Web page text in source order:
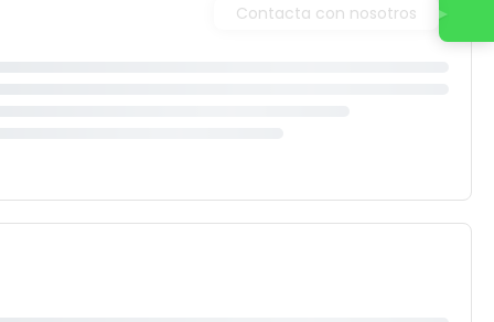
Contacta con nosotros